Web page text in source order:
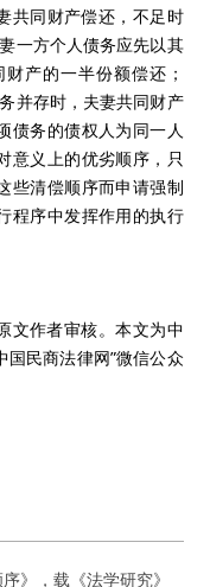
共同财产偿还，不足时
一方个人债务应先以其
产的一半份额偿还；
并存时，夫妻共同财产
债务的债权人为同一人
意义上的优劣顺序，只
些清偿顺序而申请强制
程序中发挥作用的执行
文作者审核。本文为中
国民商法律网”微信公众
》，载《法学研究》